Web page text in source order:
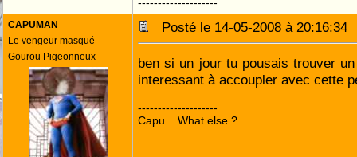
CAPUMAN
Le vengeur masqué
Gourou Pigeonneux
Posté le 14-05-2008 à
ben si un jour tu pousais trouver
interessant à accoupler avec cette
--------------------
Capu... What else ?